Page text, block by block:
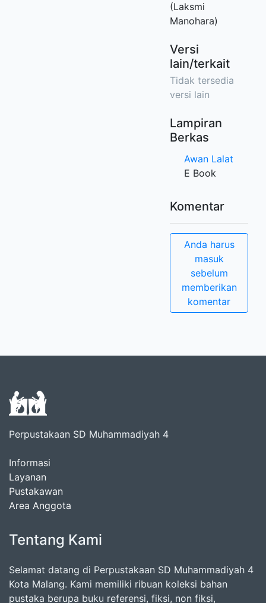
(Laksmi
Manohara)
Versi
lain/terkait
Tidak tersedia
versi lain
Lampiran
Berkas
Awan Lalat
E Book
Komentar
Anda harus
masuk
sebelum
memberikan
komentar
Perpustakaan SD Muhammadiyah 4
Informasi
Layanan
Pustakawan
Area Anggota
Tentang Kami
Selamat datang di Perpustakaan SD Muhammadiyah 4
Kota Malang. Kami memiliki ribuan koleksi bahan
pustaka berupa buku referensi, fiksi, non fiksi,